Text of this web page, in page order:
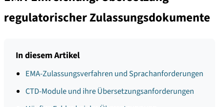
regulatorischer Zulassungsdokumente
In diesem Artikel
EMA-Zulassungsverfahren und Sprachanforderungen
CTD-Module und ihre Übersetzungsanforderungen